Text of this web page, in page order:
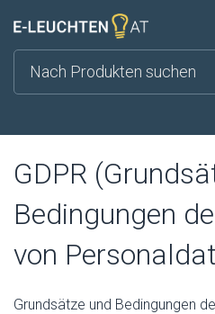
GDPR
Bedingungen
von
Grundsätze und Bedingungen